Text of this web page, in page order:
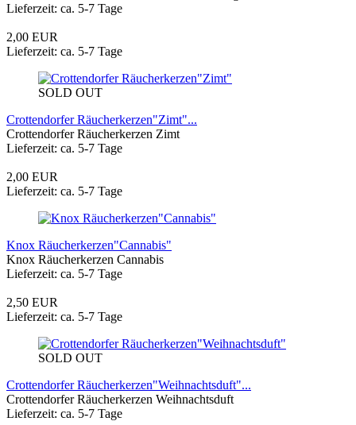
Lieferzeit: ca. 5-7 Tage
2,00 EUR
Lieferzeit: ca. 5-7 Tage
SOLD OUT
Crottendorfer Räucherkerzen"Zimt"...
Crottendorfer Räucherkerzen Zimt
Lieferzeit: ca. 5-7 Tage
2,00 EUR
Lieferzeit: ca. 5-7 Tage
Knox Räucherkerzen"Cannabis"
Knox Räucherkerzen Cannabis
Lieferzeit: ca. 5-7 Tage
2,50 EUR
Lieferzeit: ca. 5-7 Tage
SOLD OUT
Crottendorfer Räucherkerzen"Weihnachtsduft"...
Crottendorfer Räucherkerzen Weihnachtsduft
Lieferzeit: ca. 5-7 Tage